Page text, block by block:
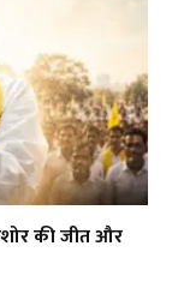
की जीत और